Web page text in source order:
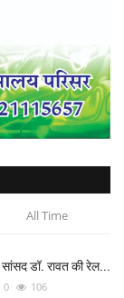
All Time
डॉ. रावत की रेल...
0 106